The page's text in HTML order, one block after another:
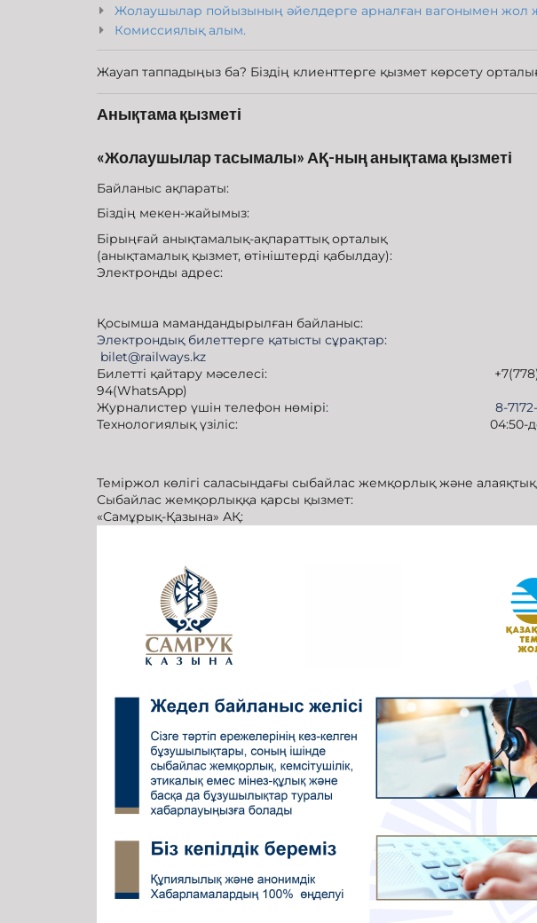
Жолаушылар пойызының әйелдерге арналған вагонымен жол
Комиссиялық алым.
Жауап таппадыңыз ба? Біздің клиенттерге қызмет көрсету
Анықтама қызметі
«Жолаушылар тасымалы» АҚ-ның анықтама қызметі
Байланыс ақпараты:
Біздің мекен-жайымыз:
Бірыңғай анықтамалық-ақпараттық орталық
(анықтамалық қызмет, өтініштерді қабылдау):
Электронды адрес:
Қосымша мамандандырылған байланыс:
Электрондық билеттерге қатысты
bilet@railways.kz
Билетті қайтару мәселесі: +7(778)
94(WhatsApp)
Журналистер үшін телефон нөмірі: 8-7172- 600-
Технологиялық үзіліс: 04:50-ден 05:50-
Теміржол көлігі саласындағы сыбайлас жемқорлық және
Сыбайлас жемқорлыққа қарсы қызмет:
«Самұрық-Қазына» АҚ: